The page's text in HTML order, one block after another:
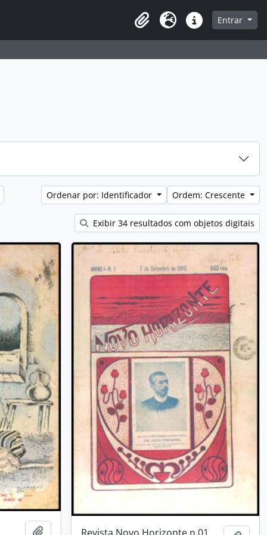
Área de Transferência
Idioma Atalhos Entrar
Ordenar por: Identificador Ordem: Crescente
Exibir 34 resultados com objetos digitais
Adicionar a área de transferência